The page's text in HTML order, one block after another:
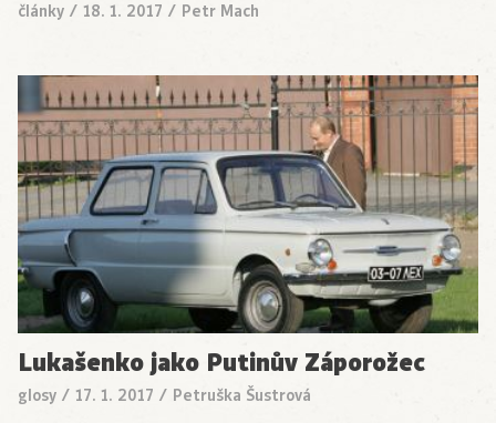
články / 18. 1. 2017 / Petr Mach
Lukašenko jako Putinův Záporožec
glosy / 17. 1. 2017 / Petruška Šustrová